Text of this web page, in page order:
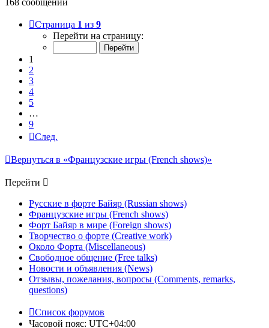
168 сообщений
Страница 1 из 9
Перейти на страницу:
1
2
3
4
5
…
9
След.
Вернуться в «Французские игры (French shows)»
Перейти
Русские в форте Байяр (Russian shows)
Французские игры (French shows)
Форт Байяр в мире (Foreign shows)
Творчество о форте (Creative work)
Около Форта (Miscellaneous)
Свободное общение (Free talks)
Новости и объявления (News)
Отзывы, пожелания, вопросы (Comments, remarks,
questions)
Список форумов
Часовой пояс: UTC+04:00